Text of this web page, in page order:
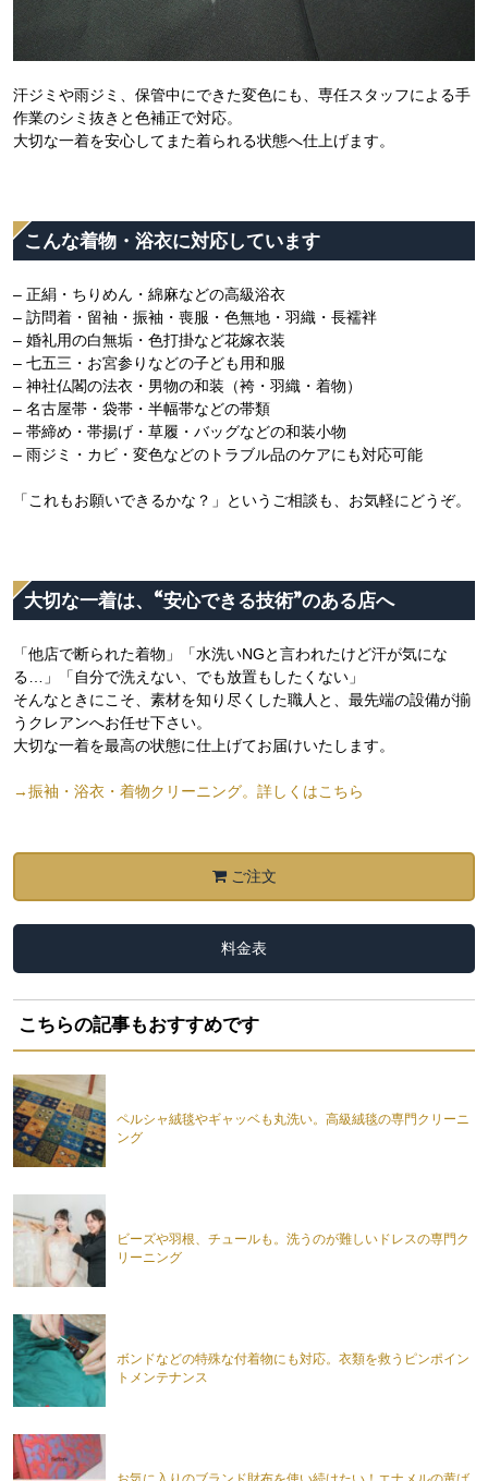
汗ジミや雨ジミ、保管中にできた変色にも、専任スタッフによる手
作業のシミ抜きと色補正で対応。
大切な一着を安心してまた着られる状態へ仕上げます。
こんな着物・浴衣に対応しています
– 正絹・ちりめん・綿麻などの高級浴衣
– 訪問着・留袖・振袖・喪服・色無地・羽織・長襦袢
– 婚礼用の白無垢・色打掛など花嫁衣装
– 七五三・お宮参りなどの子ども用和服
– 神社仏閣の法衣・男物の和装（袴・羽織・着物）
– 名古屋帯・袋帯・半幅帯などの帯類
– 帯締め・帯揚げ・草履・バッグなどの和装小物
– 雨ジミ・カビ・変色などのトラブル品のケアにも対応可能
「これもお願いできるかな？」というご相談も、お気軽にどうぞ。
大切な一着は、“安心できる技術”のある店へ
「他店で断られた着物」「水洗いNGと言われたけど汗が気にな
る…」「自分で洗えない、でも放置もしたくない」
そんなときにこそ、素材を知り尽くした職人と、最先端の設備が揃
うクレアンへお任せ下さい。
大切な一着を最高の状態に仕上げてお届けいたします。
→振袖・浴衣・着物クリーニング。詳しくはこちら
ご注文
料金表
こちらの記事もおすすめです
ペルシャ絨毯やギャッベも丸洗い。高級絨毯の専門クリーニ
ング
ビーズや羽根、チュールも。洗うのが難しいドレスの専門ク
リーニング
ボンドなどの特殊な付着物にも対応。衣類を救うピンポイン
トメンテナンス